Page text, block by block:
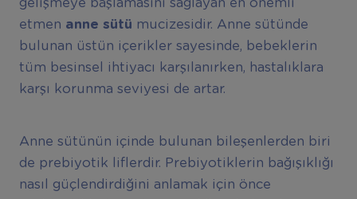
gelişmeye başlamasını sağlayan en önemli
etmen anne sütü mucizesidir. Anne sütünde
bulunan üstün içerikler sayesinde, bebeklerin
tüm besinsel ihtiyacı karşılanırken, hastalıklara
karşı korunma seviyesi de artar.
Anne sütünün içinde bulunan bileşenlerden biri
de prebiyotik liflerdir. Prebiyotiklerin bağışıklığı
nasıl güçlendirdiğini anlamak için önce